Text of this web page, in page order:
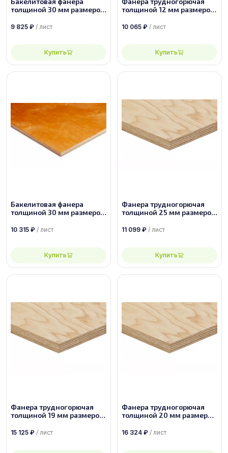
толщиной 30 мм размером
9 825 ₽ / лист
Купить
толщиной 12 мм размером
10 065 ₽ / лист
Купить
Бакелитовая фанера
толщиной 30 мм размером
10 315 ₽ / лист
Купить
Фанера трудногорючая
толщиной 25 мм размером
11 099 ₽ / лист
Купить
Фанера трудногорючая
толщиной 19 мм размером
15 125 ₽ / лист
Фанера трудногорючая
толщиной 20 мм размером
16 324 ₽ / лист